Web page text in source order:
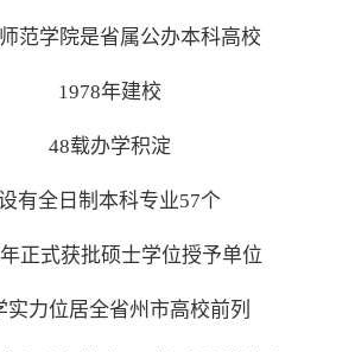
范学院是省属公办本科高校
1978年建校
48载办学积淀
有全日制本科专业57个
正式获批硕士学位授予单位
实力位居全省州市高校前列